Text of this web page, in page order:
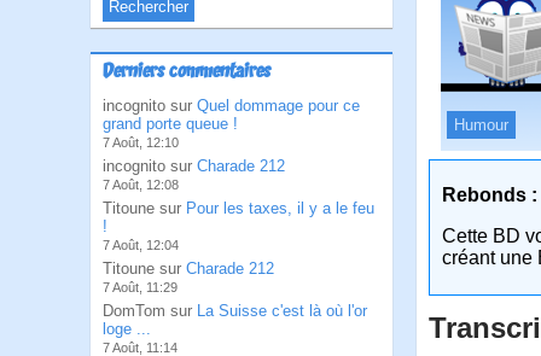
Derniers commentaires
incognito sur Quel dommage pour ce
grand porte queue !
7 Août, 12:10
incognito sur Charade 212
7 Août, 12:08
Titoune sur Pour les taxes, il y a le feu
!
7 Août, 12:04
Titoune sur Charade 212
7 Août, 11:29
DomTom sur La Suisse c'est là où l'or
loge ...
7 Août, 11:14
Humour
Rebonds :
Cette BD
créant une